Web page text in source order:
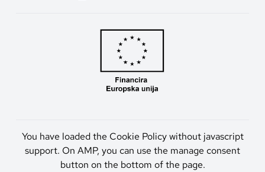
You have loaded the Cookie Policy without javascript
support. On AMP, you can use the manage consent
button on the bottom of the page.